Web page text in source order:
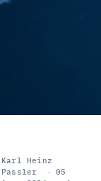
Karl Heinz
Passler
05